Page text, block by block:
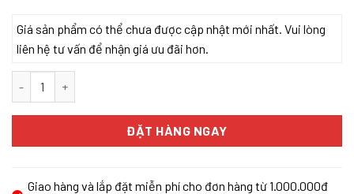
Giá sản phẩm có thể chưa được cập nhật mới nhất. Vui lòng
liên hệ tư vấn để nhận giá ưu đãi hơn.
ĐẶT HÀNG NGAY
Giao hàng và lắp đặt miễn phí cho đơn hàng từ 1.000.000đ